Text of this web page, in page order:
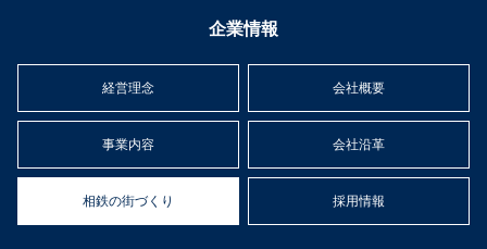
企業情報
経営理念 会社概要
事業内容 会社沿革
相鉄の街づくり 採用情報